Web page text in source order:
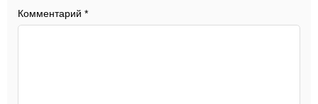
Комментарий *